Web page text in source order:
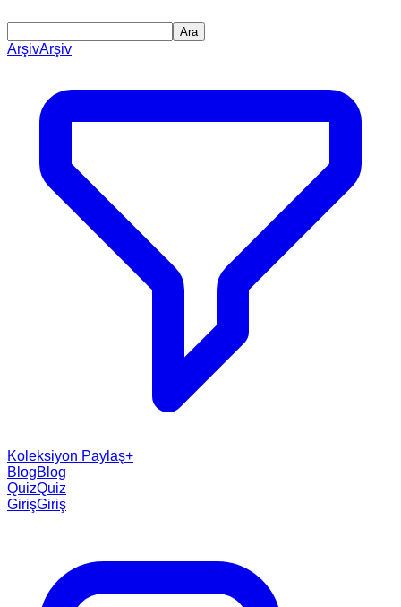
Ara
ArşivArşiv
Koleksiyon Paylaş+
BlogBlog
QuizQuiz
GirişGiriş